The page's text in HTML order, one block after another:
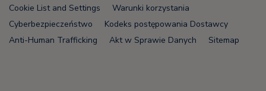
s
F
e
b
t
a
u
k
e
s
F
Cookie List and Settings
Warunki korzystania
Cyberbezpieczeństwo
Kodeks postępowania Dostawcy
Anti-Human Trafficking
Akt w Sprawie Danych Sitemap